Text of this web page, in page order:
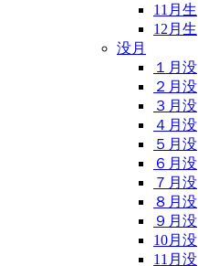
11月生
12月生
没月
１月没
２月没
３月没
４月没
５月没
６月没
７月没
８月没
９月没
10月没
11月没